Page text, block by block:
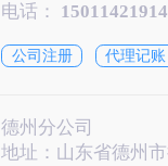
电话： 15011421914
公司注册 代理记账
德州分公司